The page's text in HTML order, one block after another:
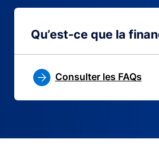
Qu’est-ce que la
Consulter les FAQs